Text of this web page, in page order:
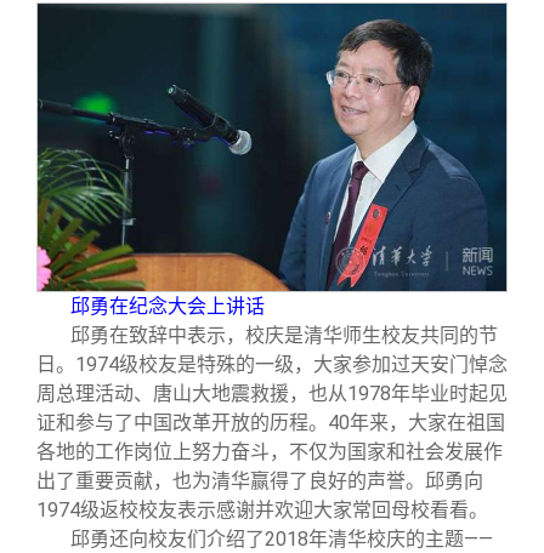
联系我们
邱勇在纪念大会上讲话
邱勇在致辞中表示，校庆是清华师生校友共同的节
日。1974级校友是特殊的一级，大家参加过天安门悼念
周总理活动、唐山大地震救援，也从1978年毕业时起见
证和参与了中国改革开放的历程。40年来，大家在祖国
各地的工作岗位上努力奋斗，不仅为国家和社会发展作
出了重要贡献，也为清华赢得了良好的声誉。邱勇向
1974级返校校友表示感谢并欢迎大家常回母校看看。
邱勇还向校友们介绍了2018年清华校庆的主题——